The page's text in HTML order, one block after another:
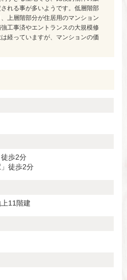
れる事が多いようです。低層階部
上層階部分が住居用のマンション
工事済やエントランスの大規模修
経っていますが、マンションの価
歩2分
徒歩2分
11階建